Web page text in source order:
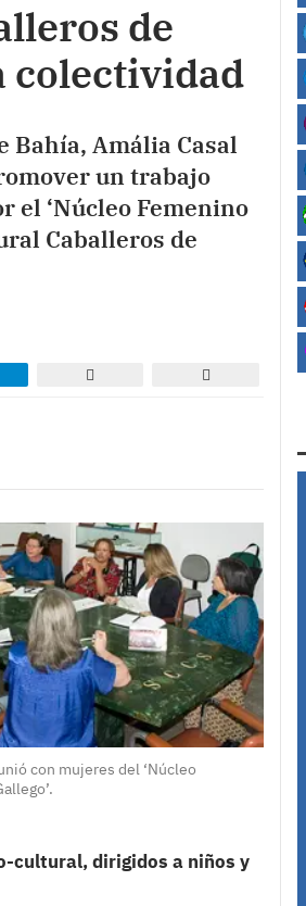
de
colectividad
Bahía, Amália Casal
un trabajo
el ‘Núcleo Femenino
Caballeros de
con mujeres del ‘Núcleo
cultural, dirigidos a niños y